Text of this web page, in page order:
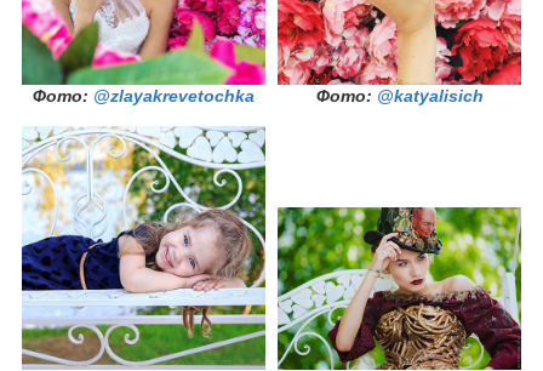
Фото: @zlayakrevetochka Фото: @katyalisich